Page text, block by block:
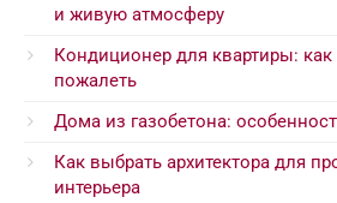
и живую атмосферу
Кондиционер для квартиры:
пожалеть
Дома из газобетона:
Как выбрать архитектора для
интерьера